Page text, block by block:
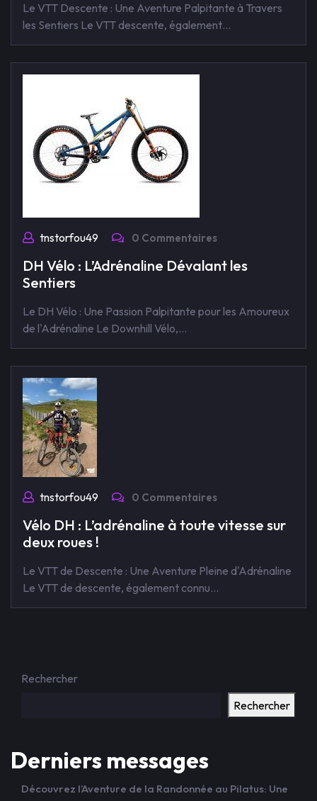
Le VTT Descente : Une Aventure Palpitante à Travers
les Sentiers Le VTT descente, également…
tnstorfou49 0 Commentaires
DH Vélo : L’Adrénaline Dévalant les
Sentiers
Le DH Vélo : Une Passion Palpitante pour les Amoureux
de l'Adrénaline Le Downhill Vélo,…
tnstorfou49 0 Commentaires
Vélo DH : L’adrénaline à toute vitesse sur
deux roues !
Le VTT de Descente : Une Aventure Pleine d'Adrénaline
Le VTT de descente, également connu…
Rechercher
Rechercher
Derniers messages
Découvrez l’Aventure de la Randonnée au Pilatus: Une